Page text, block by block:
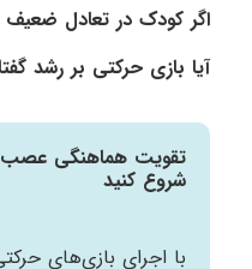
اگر کودک در تعادل ضعیف
آیا بازی حرکتی بر رشد
تقویت هماهنگی عصب
شروع کنید
با اجرای بازی‌های